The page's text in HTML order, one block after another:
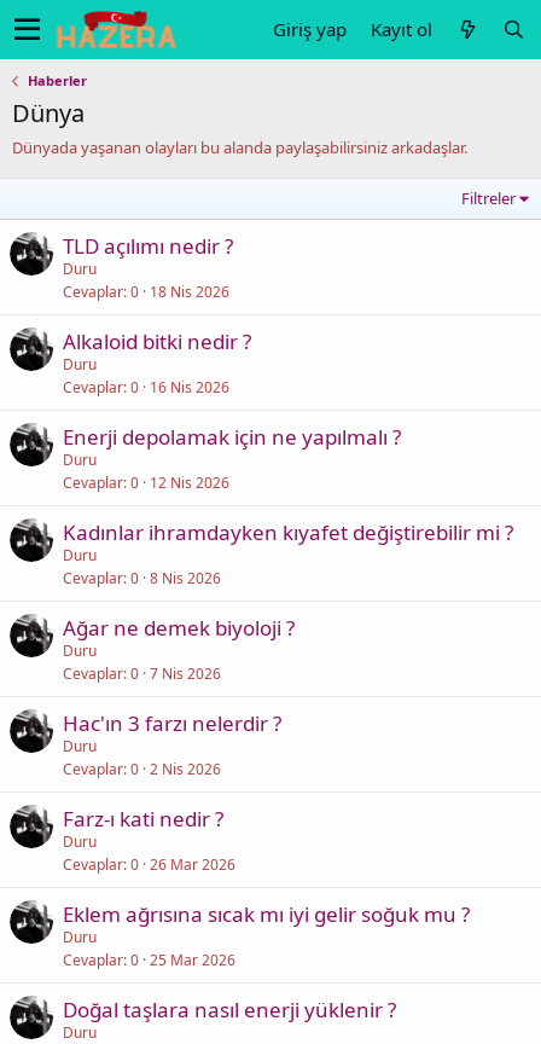
Giriş yap Kayıt ol
Haberler
Dünya
Dünyada yaşanan olayları bu alanda paylaşabilirsiniz arkadaşlar.
Filtreler
TLD açılımı nedir ?
Duru
Cevaplar 0 18 Nis 2026
Alkaloid bitki nedir ?
Duru
Cevaplar 0 16 Nis 2026
Enerji depolamak için ne yapılmalı ?
Duru
Cevaplar 0 12 Nis 2026
Kadınlar ihramdayken kıyafet değiştirebilir mi ?
Duru
Cevaplar 0 8 Nis 2026
Ağar ne demek biyoloji ?
Duru
Cevaplar 0 7 Nis 2026
Hac'ın 3 farzı nelerdir ?
Duru
Cevaplar 0 2 Nis 2026
Farz-ı kati nedir ?
Duru
Cevaplar 0 26 Mar 2026
Eklem ağrısına sıcak mı iyi gelir soğuk mu ?
Duru
Cevaplar 0 25 Mar 2026
Doğal taşlara nasıl enerji yüklenir ?
Duru